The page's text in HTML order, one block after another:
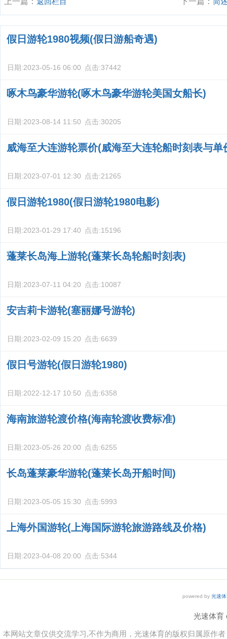
假日游轮1980视频(假日游船奇遇)
日期:2023-05-16 06:00 点击:37442
啄木鸟豪华游轮(啄木鸟豪华游轮美国女船长)
日期:2023-08-14 11:50 点击:30205
威海至大连游轮票价(威海至大连轮船时刻表与单
日期:2023-07-01 12:30 点击:21265
假日游轮1980(假日游轮1980电影)
日期:2023-01-29 17:40 点击:15196
蓬莱长岛海上游轮(蓬莱长岛轮船时刻表)
日期:2023-07-11 04:20 点击:10087
安吉莉卡游轮(塞丽娜号游轮)
日期:2023-02-09 15:20 点击:6639
假日号游轮(假日游轮1980)
日期:2022-12-17 10:50 点击:6358
海南旅游轮渡价格(海南轮渡收费标准)
日期:2023-05-26 20:00 点击:6255
长岛蓬莱豪华游轮(蓬莱长岛开船时间)
日期:2023-05-05 15:30 点击:5993
上海外国游轮(上海国际游轮旅游路线及价格)
日期:2023-04-08 20:00 点击:5344
powered by 光速
光速体育
本网站文章仅供交流学习,不作为商用，光速体育的版权归属原作